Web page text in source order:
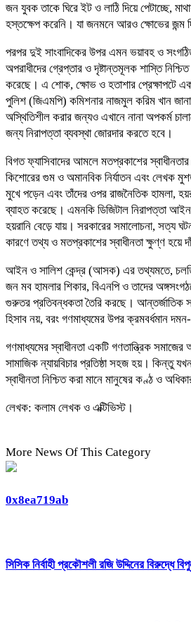
জন যুবক তাকে ঘিরে ইট ও লাঠি দিয়ে পেটাচ্ছে,
হস্তক্ষেপ করেনি। যা জনমনে আরও ক্ষোভের জন্ম
পরপর দুই সাংবাদিকের উপর এমন ভয়াবহ ও
অপরাধীদের গ্রেপ্তার ও দৃষ্টান্তমূলক শাস্তি
করেছে। এ শোক, ক্ষোভ ও হতাশার প্রেক্ষাপটে
পুলিশ (জিএমপি) কমিশনার নাজমুল করিম খান
অস্থিতিশীল করার জন্যও এখানে নানা অপকর্ম
জন্য নিরাপত্তা ব্যবস্থা জোরদার করতে হবে।
বিগত ফ্যাসিবাদের আমলে মতপ্রকাশের
কিশোরের গুম ও অমানবিক নির্যাতন এবং লেখক
মুখে পড়েন এবং তাঁদের ওপর রাজনৈতিক হামলা,
ব্যাহত করেছে। এমনকি ডিজিটাল নিরাপত্তা আইন
হয়রানি বেড়ে যায়। সরকারের সমালোচনা, সত্য
কারণে তথ্য ও মতপ্রকাশের স্বাধীনতা ক্ষুণ্ণ হয়ে
আইন ও সালিশ কেন্দ্র (আসক) এর তথ্যমতে, চলতি
জন মব হামলার শিকার, বিএনপি ও তাদের
গুরুতর প্রতিবন্ধকতা তৈরি করছে। আন্তর্জাতিক
হিসাব নয়, বরং গণমাধ্যমের উপর ক্রমবর্ধমান
গণমাধ্যমের স্বাধীনতা একটি গণতান্ত্রিক
সামাজিক ন্যায়বিচার প্রতিষ্ঠা সহজ হয়। কিন্তু
স্বাধীনতা নিশ্চিত করা মানে মানুষের কণ্ঠ ও
লেখক: কলাম লেখক ও এক্টিভিস্ট।
More News Of This Category
0x8ea719ab
সিসিক নির্বাহী প্রকৌশলী রজি উদ্দিনের বিরুদ্ধে